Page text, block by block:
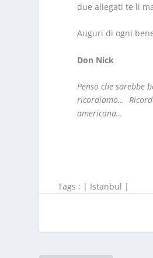
due allegati te li
Auguri di ogni
Don Nick
Penso che sarebbe
ricordiamo…
americana…
Tags : | Istanbul |